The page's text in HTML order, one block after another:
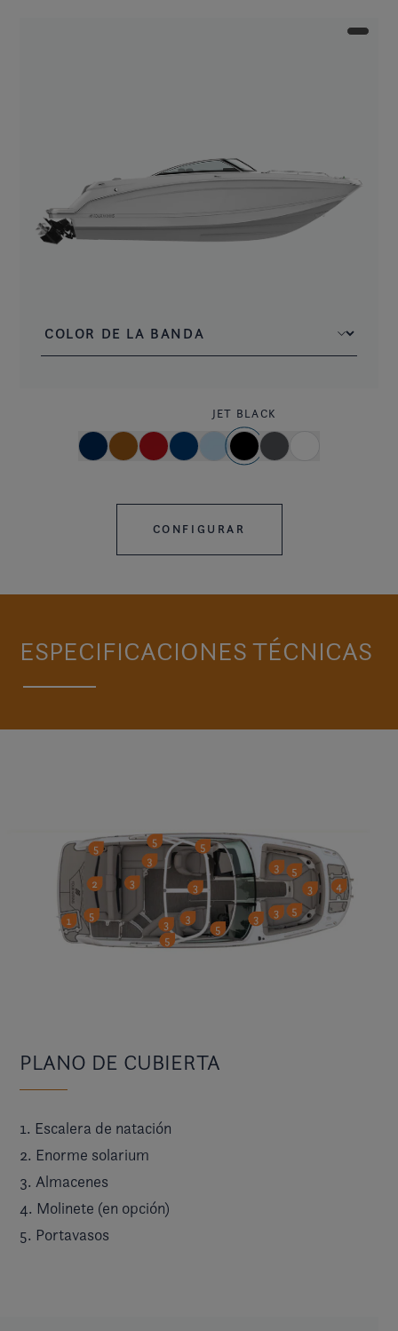
JET BLACK
CONFIGURAR
ESPECIFICACIONES TÉCNICAS
PLANO DE CUBIERTA
1. Escalera de natación
2. Enorme solarium
3. Almacenes
4. Molinete (en opción)
5. Portavasos